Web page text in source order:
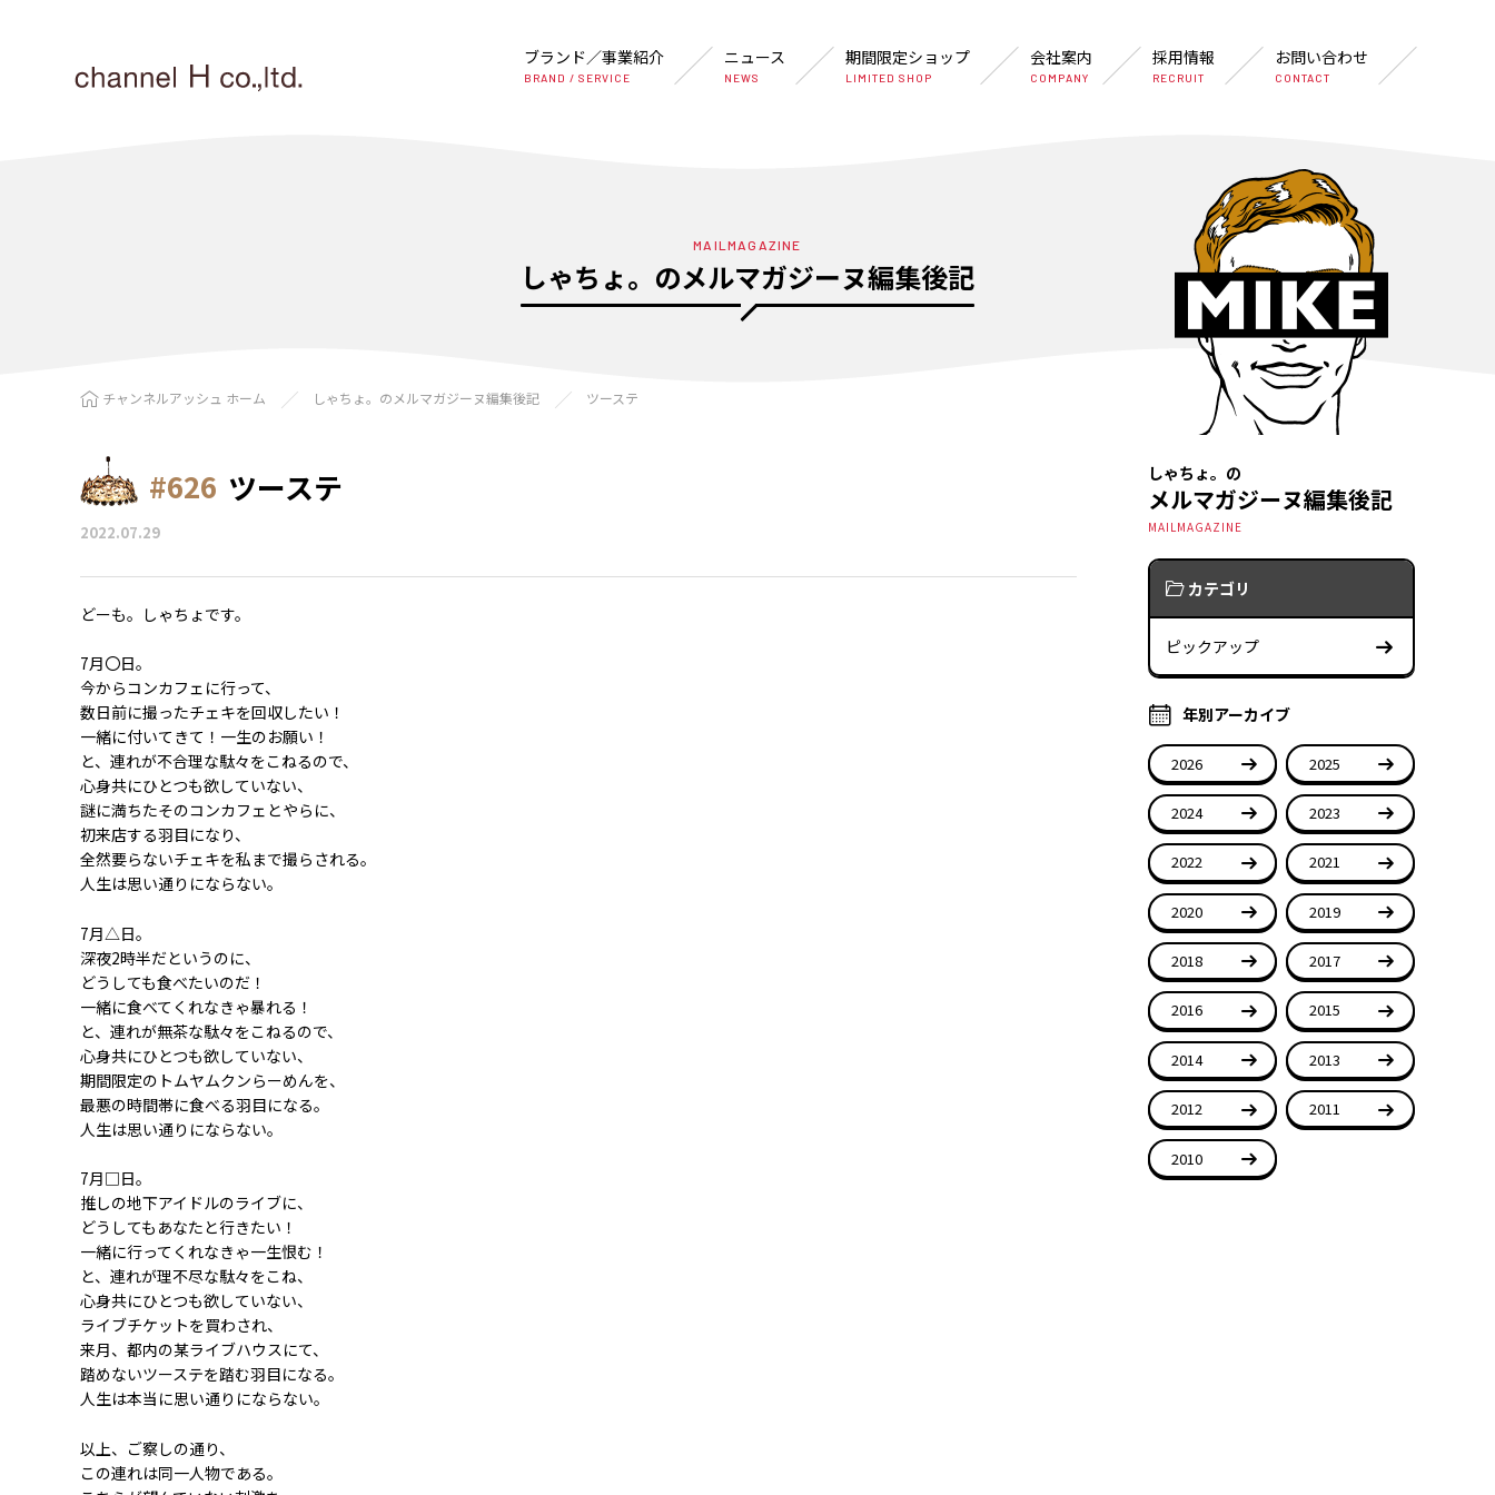
ブランド／事業紹介
BRAND / SERVICE
ニュース
NEWS
期間限定ショップ
LIMITED SHOP
会社案内
COMPANY
採用情報
RECRUIT
お問い合わせ
CONTACT
MAILMAGAZINE
しゃちょ。のメルマガジーヌ編集後記
チャンネルアッシュ ホーム しゃちょ。のメルマガジーヌ編集後記 ツーステ
#626 ツーステ
2022.07.29
どーも。しゃちょです。
7月〇日。
今からコンカフェに行って、
数日前に撮ったチェキを回収したい！
一緒に付いてきて！一生のお願い！
と、連れが不合理な駄々をこねるので、
心身共にひとつも欲していない、
謎に満ちたそのコンカフェとやらに、
初来店する羽目になり、
全然要らないチェキを私まで撮らされる。
人生は思い通りにならない。
7月△日。
深夜2時半だというのに、
どうしても食べたいのだ！
一緒に食べてくれなきゃ暴れる！
と、連れが無茶な駄々をこねるので、
心身共にひとつも欲していない、
期間限定のトムヤムクンらーめんを、
最悪の時間帯に食べる羽目になる。
人生は思い通りにならない。
7月□日。
推しの地下アイドルのライブに、
どうしてもあなたと行きたい！
一緒に行ってくれなきゃ一生恨む！
と、連れが理不尽な駄々をこね、
心身共にひとつも欲していない、
ライブチケットを買わされ、
来月、都内の某ライブハウスにて、
踏めないツーステを踏む羽目になる。
人生は本当に思い通りにならない。
以上、ご察しの通り、
この連れは同一人物である。
しゃちょ。の
メルマガジーヌ編集後記
MAILMAGAZINE
カテゴリ
ピックアップ
年別アーカイブ
2026 2025
2024 2023
2022 2021
2020 2019
2018 2017
2016 2015
2014 2013
2012 2011
2010